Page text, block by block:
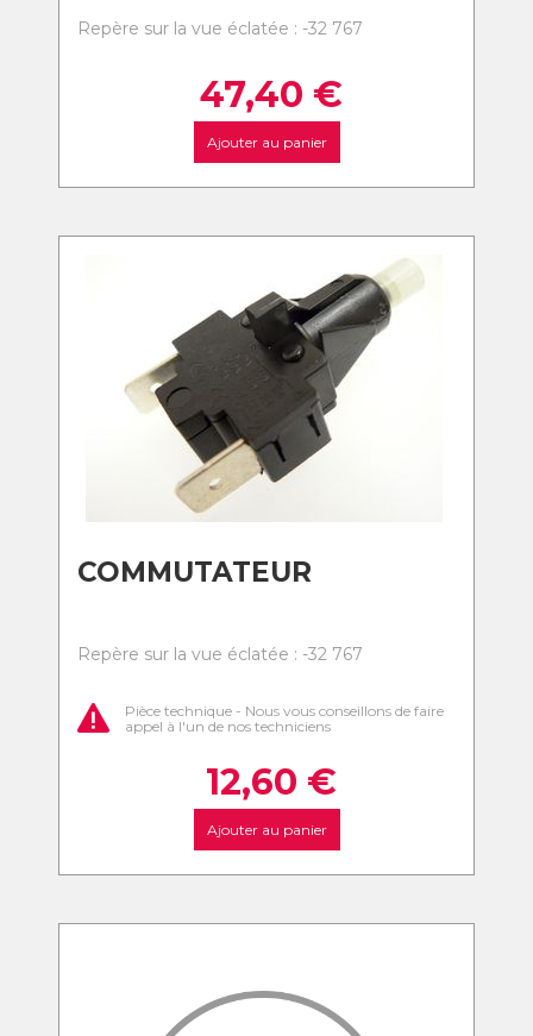
Repère sur la vue éclatée : -32 767
47,40 €
Ajouter au panier
COMMUTATEUR
Repère sur la vue éclatée : -32 767
Pièce technique - Nous vous conseillons de faire
appel à l'un de nos techniciens
12,60 €
Ajouter au panier